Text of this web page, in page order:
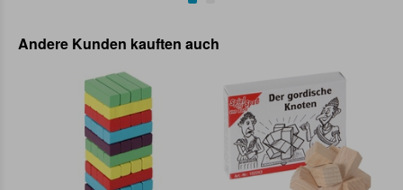
Andere Kunden kauften auch